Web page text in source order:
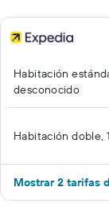
Habitación
desconocido
Habitación doble,
Mostrar 2 tarifas